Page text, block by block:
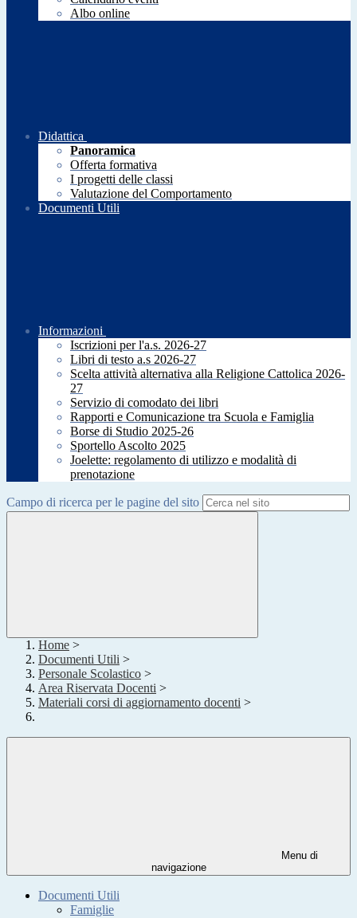
Albo online
Didattica
Panoramica
Offerta formativa
I progetti delle classi
Valutazione del Comportamento
Documenti Utili
Informazioni
Iscrizioni per l'a.s. 2026-27
Libri di testo a.s 2026-27
Scelta attività alternativa alla Religione Cattolica 2026-
27
Servizio di comodato dei libri
Rapporti e Comunicazione tra Scuola e Famiglia
Borse di Studio 2025-26
Sportello Ascolto 2025
Joelette: regolamento di utilizzo e modalità di
prenotazione
Campo di ricerca per le pagine del sito
Home >
Documenti Utili >
Personale Scolastico >
Area Riservata Docenti >
Materiali corsi di aggiornamento docenti >
Menu di
navigazione
Documenti Utili
Famiglie